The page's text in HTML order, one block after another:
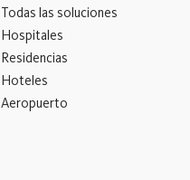
Todas las soluciones
Hospitales
Residencias
Hoteles
Aeropuerto